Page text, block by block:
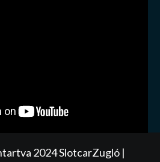
2024 SlotcarZugló |